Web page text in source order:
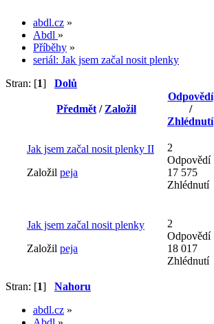
abdl.cz »
Abdl »
Příběhy »
seriál: Jak jsem začal nosit plenky
Stran: [1] Dolů
Předmět / Založil
Odpovědí
/
Zhlédnutí
Jak jsem začal nosit plenky II
Založil peja
2
Odpovědí
17 575
Zhlédnutí
Jak jsem začal nosit plenky
Založil peja
2
Odpovědí
18 017
Zhlédnutí
Stran: [1] Nahoru
abdl.cz »